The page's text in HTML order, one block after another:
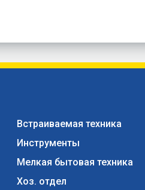
Встраиваемая техника
Инструменты
Мелкая бытовая техника
Хоз. отдел